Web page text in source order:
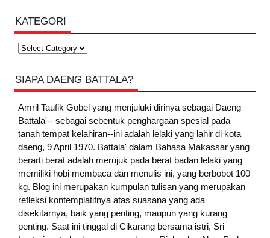
KATEGORI
Kategori
SIAPA DAENG BATTALA?
Amril Taufik Gobelyang menjuluki dirinya sebagai Daeng
Battala'-- sebagai sebentuk penghargaan spesial pada
tanah tempat kelahiran--ini adalah lelaki yang lahir di kota
daeng, 9 April 1970. Battala' dalam Bahasa Makassar yang
berarti berat adalah merujuk pada berat badan lelaki yang
memiliki hobi membaca dan menulis ini, yang berbobot 100
kg. Blog ini merupakan kumpulan tulisan yang merupakan
refleksi kontemplatifnya atas suasana yang ada
disekitarnya, baik yang penting, maupun yang kurang
penting. Saat ini tinggal di Cikarang bersama istri, Sri